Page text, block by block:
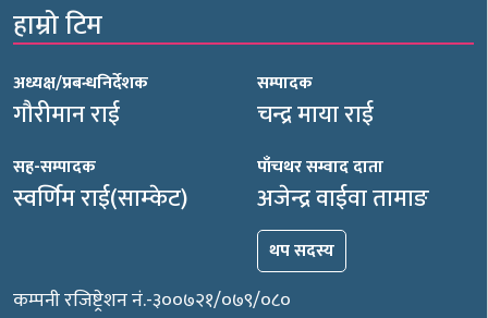
हाम्रो टिम
अध्यक्ष/प्रबन्धनिर्देशक
गौरीमान राई
सम्पादक
चन्द्र माया राई
सह-सम्पादक
स्वर्णिम राई(साम्केट)
पाँचथर सम्वाद दाता
अजेन्द्र वाईवा तामाङ
थप सदस्य
कम्पनी रजिष्ट्रेशन नं.-३००७२१/०७९/०८०